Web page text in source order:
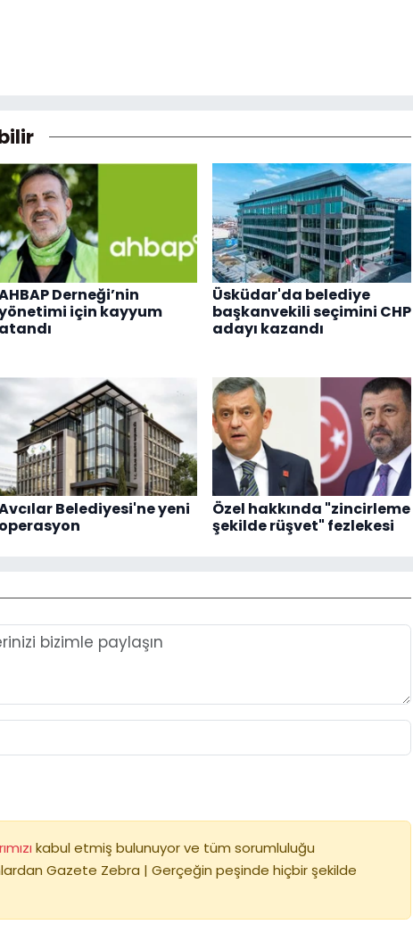
Derneği’nin
için kayyum
atandı
Üsküdar'da belediye
başkanvekili seçimini CHP
adayı kazandı
Belediyesi'ne yeni
operasyon
Özel hakkında "zincirleme
şekilde rüşvet" fezlekesi
kabul etmiş bulunuyor ve tüm sorumluluğu
Gazete Zebra | Gerçeğin peşinde hiçbir şekilde